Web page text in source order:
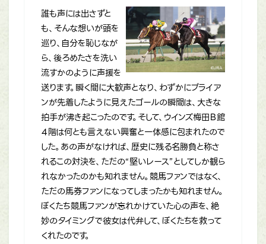
誰も声には出さずと
も、そんな想いが頭を
巡り、自分を恥じなが
ら、後ろめたさを洗い
流すかのように声援を
送ります。瞬く間に大歓声となり、わずかにブライア
ンが先着したように見えたゴールの瞬間は、大きな
拍手が沸き起こったのです。そして、ウインズ梅田Ｂ館
４階は何とも言えない興奮と一体感に包まれたので
した。あの声がなければ、歴史に残る名勝負と称さ
れるこの対決を、ただの“堅いレース”としてしか観ら
れなかったのかも知れません。競馬ファンではなく、
ただの馬券ファンになってしまったかも知れません。
ぼくたち競馬ファンが忘れかけていた心の声を、絶
妙のタイミングで彼女は代弁して、ぼくたちを救って
くれたのです。